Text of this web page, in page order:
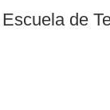
de